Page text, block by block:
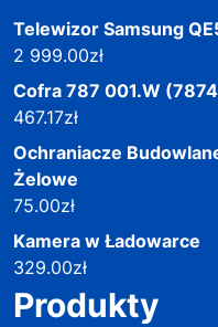
Telewizor Samsung
2 999.00zł
Cofra 787 001.W
467.17zł
Ochraniacze
Żelowe
75.00zł
Kamera w Ładowarce
329.00zł
Produkty